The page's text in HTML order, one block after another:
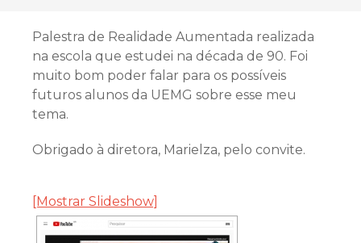
Palestra de Realidade Aumentada realizada
na escola que estudei na década de 90. Foi
muito bom poder falar para os possíveis
futuros alunos da UEMG sobre esse meu
tema.
Obrigado à diretora, Marielza, pelo convite.
[Mostrar Slideshow]